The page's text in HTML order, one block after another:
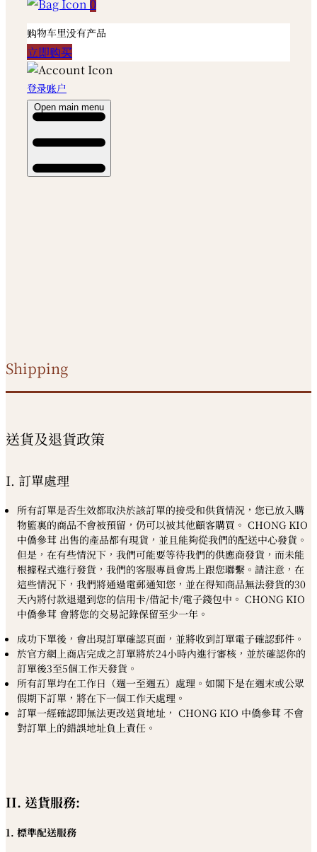
0
购物车里没有产品
立即购买
登录账户
Open main menu
Shipping
送貨及退貨政策
I. 訂單處理
所有訂單是否生效都取決於該訂單的接受和供貨情況，您已放入購
物籃裏的商品不會被預留，仍可以被其他顧客購買。 CHONG KIO
中僑參茸 出售的產品都有現貨，並且能夠從我們的配送中心發貨。
但是，在有些情況下，我們可能要等待我們的供應商發貨，而未能
根據程式進行發貨，我們的客服專員會馬上跟您聯繫。請注意，在
這些情況下，我們將通過電郵通知您，並在得知商品無法發貨的30
天內將付款退還到您的信用卡/借記卡/電子錢包中。 CHONG KIO
中僑參茸 會將您的交易記錄保留至少一年。
成功下單後，會出現訂單確認頁面，並將收到訂單電子確認郵件。
於官方網上商店完成之訂單將於24小時內進行審核，並於確認你的
訂單後3至5個工作天發貨。
所有訂單均在工作日（週一至週五）處理。如閣下是在週末或公眾
假期下訂單，將在下一個工作天處理。
訂單一經確認即無法更改送貨地址， CHONG KIO 中僑參茸 不會
對訂單上的錯誤地址負上責任。
II. 送貨服務:
1. 標準配送服務